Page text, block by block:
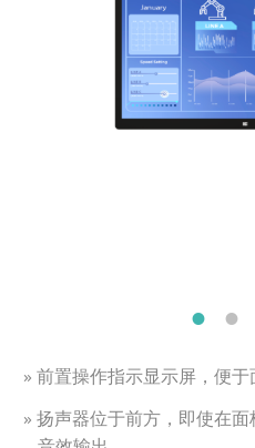
» 前置操作指示显示屏，便
» 扬声器位于前方，即使在